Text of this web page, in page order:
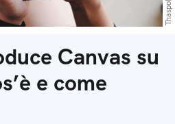
Canvas su
e come